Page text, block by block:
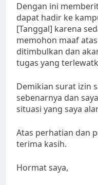
Dengan ini
dapat hadir ke
[Tanggal] karena
memohon maaf
ditimbulkan dan
tugas yang
Demikian surat izin
sebenarnya dan
situasi yang saya
Atas perhatian dan
terima kasih.
Hormat saya,